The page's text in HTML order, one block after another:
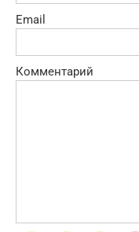
Email
Комментарий